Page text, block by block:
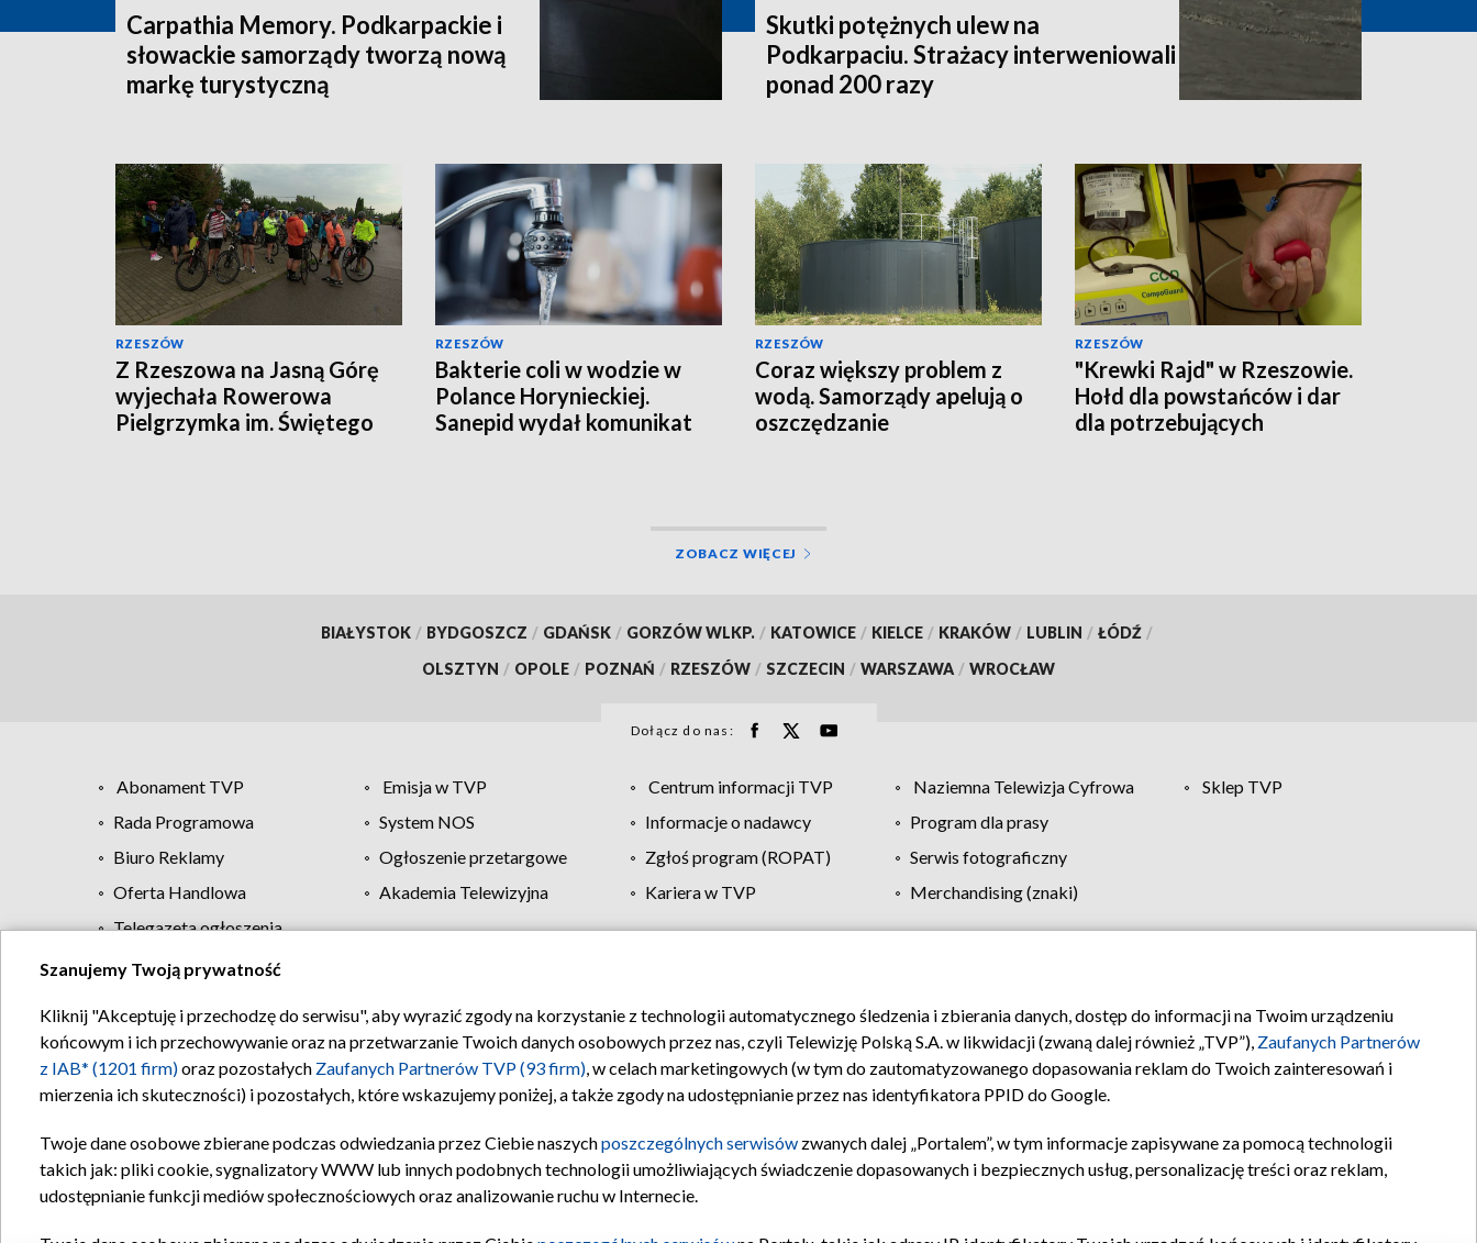
Carpathia Memory. Podkarpackie i
słowackie samorządy tworzą nową
markę turystyczną
Skutki potężnych ulew na
Podkarpaciu. Strażacy interweniowali
ponad 200 razy
RZESZÓW
Z Rzeszowa na Jasną Górę
wyjechała Rowerowa
Pielgrzymka im. Świętego
RZESZÓW
Bakterie coli w wodzie w
Polance Horynieckiej.
Sanepid wydał komunikat
RZESZÓW
Coraz większy problem z
wodą. Samorządy apelują o
oszczędzanie
RZESZÓW
"Krewki Rajd" w Rzeszowie.
Hołd dla powstańców i dar
dla potrzebujących
ZOBACZ WIĘCEJ
BIAŁYSTOK / BYDGOSZCZ / GDAŃSK / GORZÓW WLKP. / KATOWICE / KIELCE / KRAKÓW / LUBLIN / ŁÓDŹ /
OLSZTYN / OPOLE / POZNAŃ / RZESZÓW / SZCZECIN / WARSZAWA / WROCŁAW
Dołącz do nas:
Abonament TVP Emisja w TVP Centrum informacji TVP Naziemna Telewizja Cyfrowa
Sklep TVP
Rada Programowa
System NOS Informacje o nadawcy
Program dla prasy
Biuro Reklamy
Ogłoszenie przetargowe Zgłoś program (ROPAT)
Serwis fotograficzny
Oferta Handlowa
Akademia Telewizyjna Kariera w TVP
Merchandising (znaki)
Telegazeta ogłoszenia
Regulamin TVP Polityka prywatności Moje zgody Pomoc Biuro reklamy Kontakt
Szanujemy Twoją prywatność
Kliknij "Akceptuję i przechodzę do serwisu", aby wyrazić zgody na korzystanie z technologii automatycznego śledzenia i zbierania danych, dostęp do informacji na Twoim urządzeniu
końcowym i ich przechowywanie oraz na przetwarzanie Twoich danych osobowych przez nas, czyli Telewizję Polską S.A. w likwidacji (zwaną dalej również „TVP”), Zaufanych Partnerów
z IAB* (1201 firm)oraz pozostałych Zaufanych Partnerów TVP (93 firm), w celach marketingowych (w tym do zautomatyzowanego dopasowania reklam do Twoich zainteresowań i
mierzenia ich skuteczności) i pozostałych, które wskazujemy poniżej, a także zgody na udostępnianie przez nas identyfikatora PPID do Google.
Twoje dane osobowe zbierane podczas odwiedzania przez Ciebie naszychposzczególnych serwisów zwanych dalej „Portalem”, w tym informacje zapisywane za pomocą technologii
takich jak: pliki cookie, sygnalizatory WWW lub innych podobnych technologii umożliwiających świadczenie dopasowanych i bezpiecznych usług, personalizację treści oraz reklam,
udostępnianie funkcji mediów społecznościowych oraz analizowanie ruchu w Internecie.